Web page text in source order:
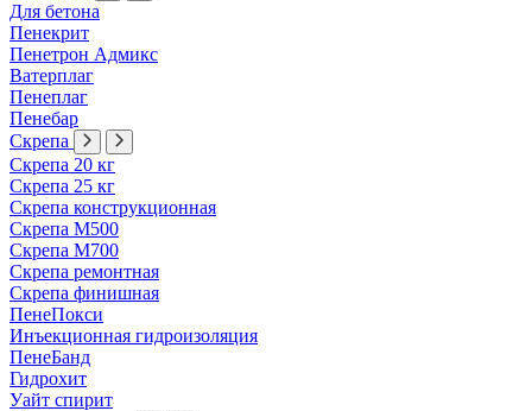
Для бетона
Пенекрит
Пенетрон Адмикс
Ватерплаг
Пенеплаг
Пенебар
Скрепа
Скрепа 20 кг
Скрепа 25 кг
Скрепа конструкционная
Скрепа М500
Скрепа М700
Скрепа ремонтная
Скрепа финишная
ПенеПокси
Инъекционная гидроизоляция
ПенеБанд
Гидрохит
Уайт спирит